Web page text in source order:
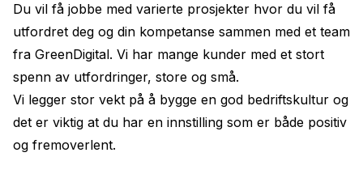
Du vil få jobbe med varierte prosjekter hvor du vil få
utfordret deg og din kompetanse sammen med et team
fra GreenDigital. Vi har mange kunder med et stort
spenn av utfordringer, store og små.
Vi legger stor vekt på å bygge en god bedriftskultur og
det er viktig at du har en innstilling som er både positiv
og fremoverlent.